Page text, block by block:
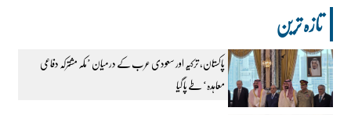
تازہ ترین
پاکستان، ترکیہ اور سعودی عرب کے درمیان ’مکہ مشترکہ دفاعی
معاہدہ‘ طے پا گیا